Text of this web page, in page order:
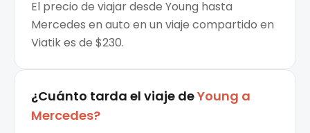
El precio de viajar desde Young hasta
Mercedes en auto en un viaje compartido en
Viatik es de $230.
¿Cuánto tarda el viaje deYoung a
Mercedes?